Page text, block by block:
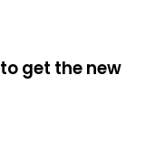
get the new